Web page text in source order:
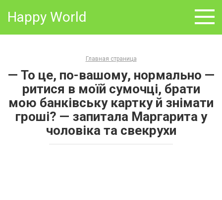
Happy World
Главная страница
— То це, по-вашому, нормально —
ритися в моїй сумочці, брати
мою банківську картку й знімати
гроші? — запитала Маргарита у
чоловіка та свекрухи